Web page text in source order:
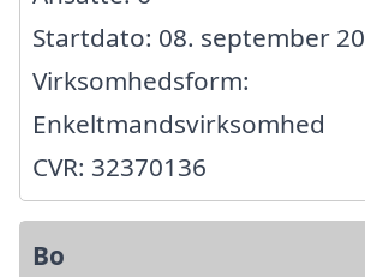
Startdato: 08. september
Virksomhedsform:
Enkeltmandsvirksomhed
CVR: 32370136
Bo